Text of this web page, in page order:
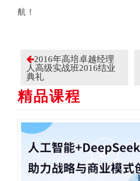
航！
2016年高培卓越经理
人高级实战班2016结业
典礼
精品课程